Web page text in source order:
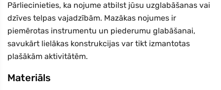
Pārliecinieties, ka nojume atbilst jūsu uzglabāšanas vai
dzīves telpas vajadzībām. Mazākas nojumes ir
piemērotas instrumentu un piederumu glabāšanai,
savukārt lielākas konstrukcijas var tikt izmantotas
plašākām aktivitātēm.
Materiāls